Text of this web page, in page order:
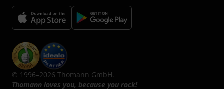
© 1996–2026 Thomann GmbH.
Thomann loves you, because you rock!